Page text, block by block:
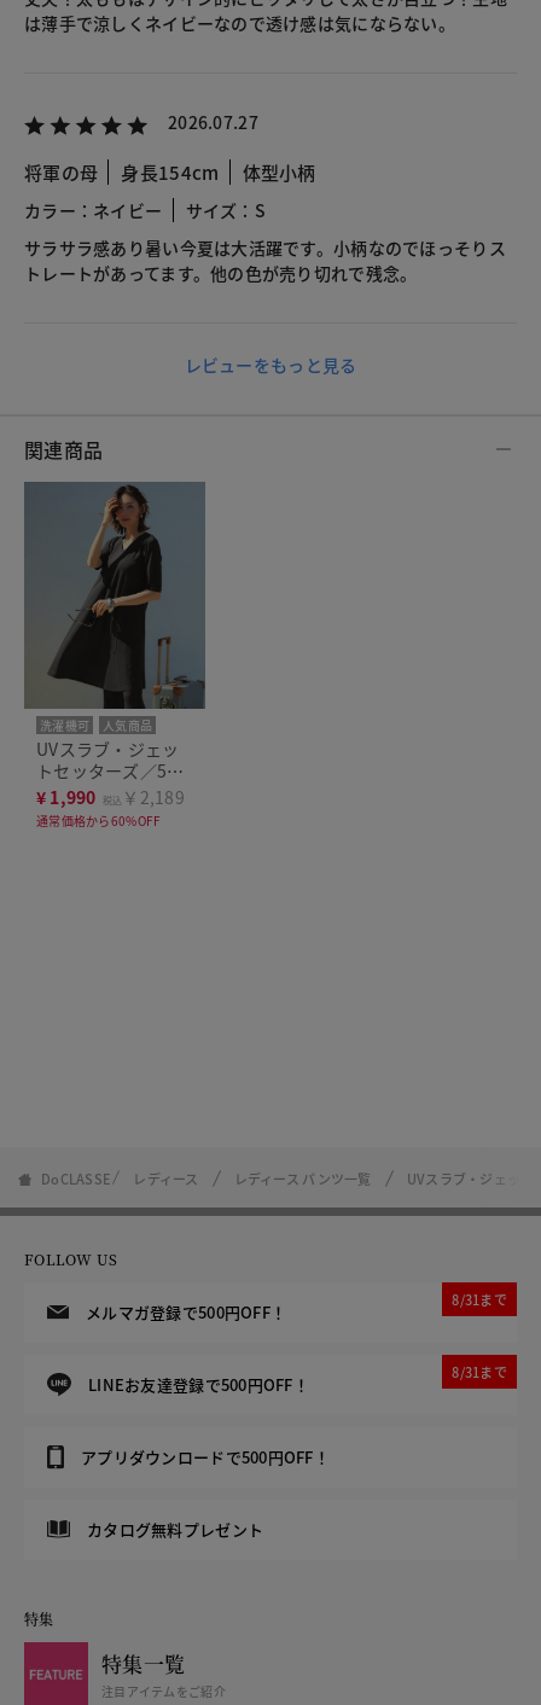
は薄手で涼しくネイビーなので透け感は気にならない。
2026.07.27
将軍の母 身長154cm 体型小柄
カラー：ネイビー
サイズ：S
サラサラ感あり暑い今夏は大活躍です。小柄なのでほっそりス
トレートがあってます。他の色が売り切れで残念。
レビューをもっと見る
関連商品
洗濯機可 人気商品
UVスラブ・ジェッ
トセッターズ／5分
袖チュニック
¥ 1,990 税込 ￥2,189
通常価格から60%OFF
DoCLASSE レディース レディース パンツ一覧 UVスラブ・ジェッ
FOLLOW US
メルマガ登録で500円OFF！
8/31まで
LINEお友達登録で500円OFF！
8/31まで
アプリダウンロードで500円OFF！
カタログ無料プレゼント
特集
特集一覧
注目アイテムをご紹介